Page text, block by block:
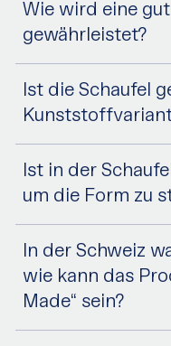
Wie wird eine
gewährleistet?
Ist die Schaufel
Ist in der
um die Form zu
In der Schweiz
wie kann das
Made“ sein?